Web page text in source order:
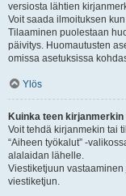
versiosta lähtien
Voit saada ilmoituksen
Tilaaminen puolestaan
päivitys. Huomautusten
omissa asetuksissa
Ylös
Kuinka teen
Voit tehdä kirjanmekin tai
“Aiheen työkalut” -
alalaidan lähelle.
Viestiketjuun vastaaminen
viestiketjun.